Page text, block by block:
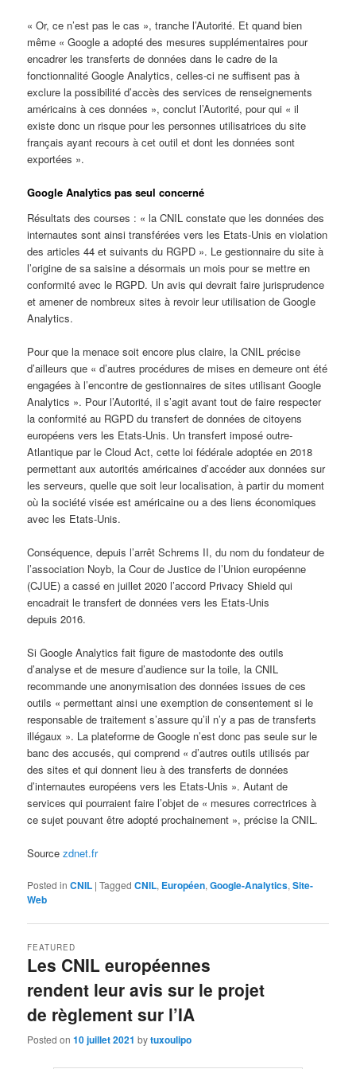
« Or, ce n’est pas le cas », tranche l’Autorité. Et quand bien
même « Google a adopté des mesures supplémentaires pour
encadrer les transferts de données dans le cadre de la
fonctionnalité Google Analytics, celles-ci ne suffisent pas à
exclure la possibilité d’accès des services de renseignements
américains à ces données », conclut l’Autorité, pour qui « il
existe donc un risque pour les personnes utilisatrices du site
français ayant recours à cet outil et dont les données sont
exportées ».
Google Analytics pas seul concerné
Résultats des courses : « la CNIL constate que les données des
internautes sont ainsi transférées vers les Etats-Unis en violation
des articles 44 et suivants du RGPD ». Le gestionnaire du site à
l’origine de sa saisine a désormais un mois pour se mettre en
conformité avec le RGPD. Un avis qui devrait faire jurisprudence
et amener de nombreux sites à revoir leur utilisation de Google
Analytics.
Pour que la menace soit encore plus claire, la CNIL précise
d’ailleurs que « d’autres procédures de mises en demeure ont été
engagées à l’encontre de gestionnaires de sites utilisant Google
Analytics ». Pour l’Autorité, il s’agit avant tout de faire respecter
la conformité au RGPD du transfert de données de citoyens
européens vers les Etats-Unis. Un transfert imposé outre-
Atlantique par le Cloud Act, cette loi fédérale adoptée en 2018
permettant aux autorités américaines d’accéder aux données sur
les serveurs, quelle que soit leur localisation, à partir du moment
où la société visée est américaine ou a des liens économiques
avec les Etats-Unis.
Conséquence, depuis l’arrêt Schrems II, du nom du fondateur de
l’association Noyb, la Cour de Justice de l’Union européenne
(CJUE) a cassé en juillet 2020 l’accord Privacy Shield qui
encadrait le transfert de données vers les Etats-Unis
depuis 2016.
Si Google Analytics fait figure de mastodonte des outils
d’analyse et de mesure d’audience sur la toile, la CNIL
recommande une anonymisation des données issues de ces
outils « permettant ainsi une exemption de consentement si le
responsable de traitement s’assure qu’il n’y a pas de transferts
illégaux ». La plateforme de Google n’est donc pas seule sur le
banc des accusés, qui comprend « d’autres outils utilisés par
des sites et qui donnent lieu à des transferts de données
d’internautes européens vers les Etats-Unis ». Autant de
services qui pourraient faire l’objet de « mesures correctrices à
ce sujet pouvant être adopté prochainement », précise la CNIL.
Sourcezdnet.fr
Posted in CNIL |Tagged CNIL, Européen,Google-Analytics,Site-
Web
Les CNIL européennes
rendent leur avis sur le projet
de règlement sur l’IA
FEATURED
Posted on10 juillet 2021 bytuxoulipo